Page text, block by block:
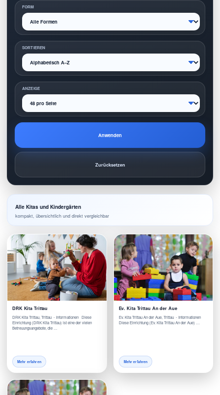
FORM
SORTIEREN
ANZEIGE
Anwenden
Zurücksetzen
Alle Kitas und Kindergärten
kompakt, übersichtlich und direkt vergleichbar
DRK Kita Trittau
DRK Kita Trittau, Trittau - Informationen Diese
Einrichtung (DRK Kita Trittau) ist eine der vielen
Betreuungsangebote, die …
Mehr erfahren
Ev. Kita Trittau An der Aue
Ev. Kita Trittau An der Aue, Trittau - Informationen
Diese Einrichtung (Ev. Kita Trittau An der Aue) …
Mehr erfahren